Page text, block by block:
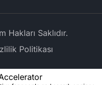
Saklıdır.
Politikası